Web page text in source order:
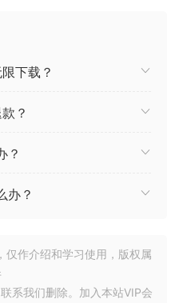
5
下载？
？
？
办？
仅作介绍和学习使用，版权属
系我们删除。加入本站VIP会